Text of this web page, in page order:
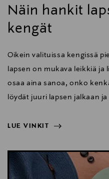
Näin hankit
kengät
Oikein valituissa kengissä
lapsen on mukava leikkiä ja
osaa aina sanoa, onko
löydät juuri lapsen jalkaan
LUE VINKIT
LUE VINKIT